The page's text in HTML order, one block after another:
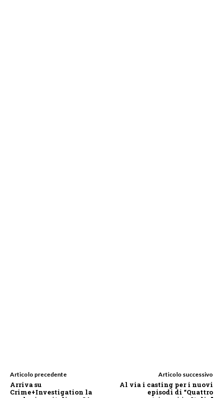
Articolo precedente
Arriva su
Crime+Investigation la
Articolo successivo
Al via i casting per i nuovi
episodi di “Quattro